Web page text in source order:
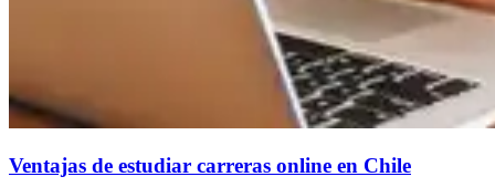
Ventajas de estudiar carreras online en Chile